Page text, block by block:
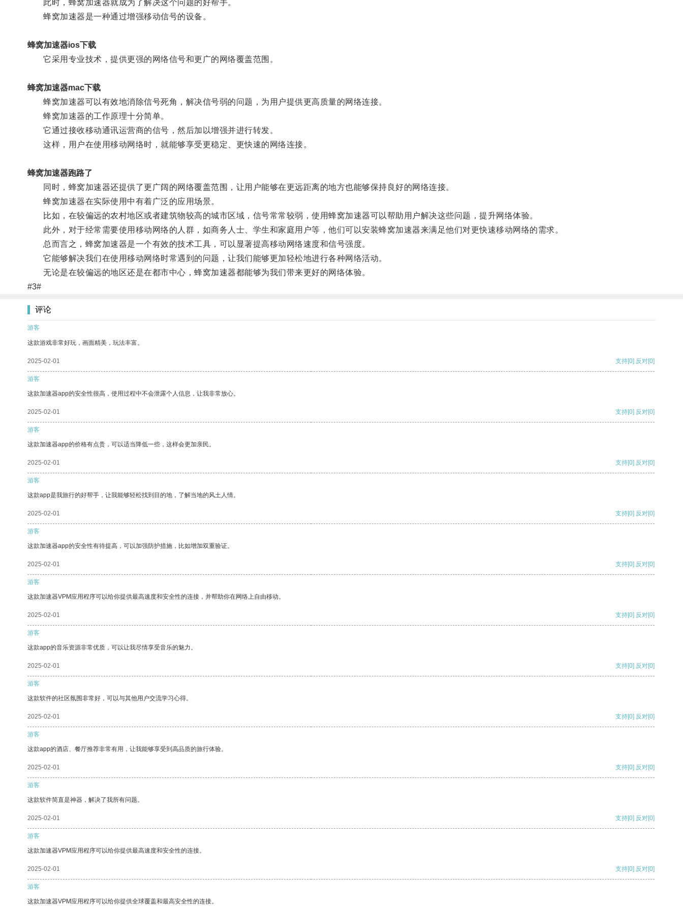
此时，蜂窝加速器就成为了解决这个问题的好帮手。
蜂窝加速器是一种通过增强移动信号的设备。
蜂窝加速器ios下载
它采用专业技术，提供更强的网络信号和更广的网络覆盖范围。
蜂窝加速器mac下载
蜂窝加速器可以有效地消除信号死角，解决信号弱的问题，为用户提供更高质量的网络连接。
蜂窝加速器的工作原理十分简单。
它通过接收移动通讯运营商的信号，然后加以增强并进行转发。
这样，用户在使用移动网络时，就能够享受更稳定、更快速的网络连接。
蜂窝加速器跑路了
同时，蜂窝加速器还提供了更广阔的网络覆盖范围，让用户能够在更远距离的地方也能够保持良好的网络连接。
蜂窝加速器在实际使用中有着广泛的应用场景。
比如，在较偏远的农村地区或者建筑物较高的城市区域，信号常常较弱，使用蜂窝加速器可以帮助用户解决这些问题，提升网络体验。
此外，对于经常需要使用移动网络的人群，如商务人士、学生和家庭用户等，他们可以安装蜂窝加速器来满足他们对更快速移动网络的需求。
总而言之，蜂窝加速器是一个有效的技术工具，可以显著提高移动网络速度和信号强度。
它能够解决我们在使用移动网络时常遇到的问题，让我们能够更加轻松地进行各种网络活动。
无论是在较偏远的地区还是在都市中心，蜂窝加速器都能够为我们带来更好的网络体验。
#3#
评论
游客
这款游戏非常好玩，画面精美，玩法丰富。
2025-02-01 支持[0] 反对[0]
游客
这款加速器app的安全性很高，使用过程中不会泄露个人信息，让我非常放心。
2025-02-01 支持[0] 反对[0]
游客
这款加速器app的价格有点贵，可以适当降低一些，这样会更加亲民。
2025-02-01 支持[0] 反对[0]
游客
这款app是我旅行的好帮手，让我能够轻松找到目的地，了解当地的风土人情。
2025-02-01 支持[0] 反对[0]
游客
这款加速器app的安全性有待提高，可以加强防护措施，比如增加双重验证。
2025-02-01 支持[0] 反对[0]
游客
这款加速器VPM应用程序可以给你提供最高速度和安全性的连接，并帮助你在网络上自由移动。
2025-02-01 支持[0] 反对[0]
游客
这款app的音乐资源非常优质，可以让我尽情享受音乐的魅力。
2025-02-01 支持[0] 反对[0]
游客
这款软件的社区氛围非常好，可以与其他用户交流学习心得。
2025-02-01 支持[0] 反对[0]
游客
这款app的酒店、餐厅推荐非常有用，让我能够享受到高品质的旅行体验。
2025-02-01 支持[0] 反对[0]
游客
这款软件简直是神器，解决了我所有问题。
2025-02-01 支持[0] 反对[0]
游客
这款加速器VPM应用程序可以给你提供最高速度和安全性的连接。
2025-02-01 支持[0] 反对[0]
游客
这款加速器VPM应用程序可以给你提供全球覆盖和最高安全性的连接。